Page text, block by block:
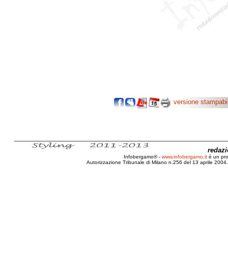
versione
Infobergamo® - www.infobergamo.it è un
Autorizzazione Tribunale di Milano n.256 del 13 aprile